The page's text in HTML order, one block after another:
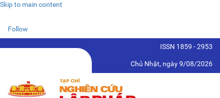
Skip to main content
Follow
ISSN 1859 - 2953
Chủ Nhật, ngày 9/08/2026